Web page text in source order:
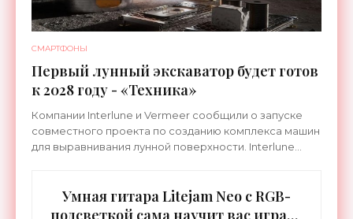
СМАРТФОНЫ
Первый лунный экскаватор будет готов
к 2028 году - «Техника»
Компании Interlune и Vermeer сообщили о запуске
совместного проекта по созданию комплекса машин
для выравнивания лунной поверхности. Interlune
Умная гитара Litejam Neo с RGB-
подсветкой сама научит вас играть